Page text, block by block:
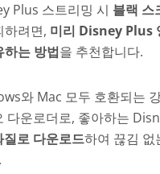
Plus 스트리밍 시 블랙 스
하려면, 미리 Disney Plus
하는 방법을 추천합니다.
와 Mac 모두 호환되는
다운로더로, 좋아하는
질로 다운로드하여 끊김 없